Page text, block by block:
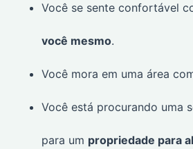
Você se sente confortável
você mesmo.
Você mora em uma área
Você está procurando uma
para um propriedade para